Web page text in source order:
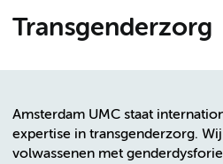
Transgenderzorg
Amsterdam UMC staat
expertise in transgenderzorg.
volwassenen met